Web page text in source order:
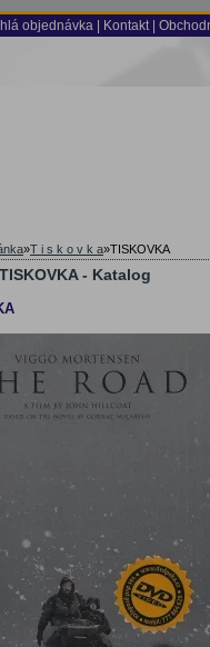
objednávka Kontakt
»T i s k o v k a»TISKOVKA
- Katalog